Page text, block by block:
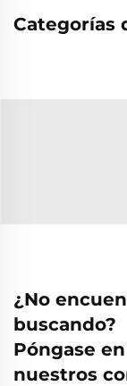
Categorías
¿No
buscando?
Póngase
nuestros